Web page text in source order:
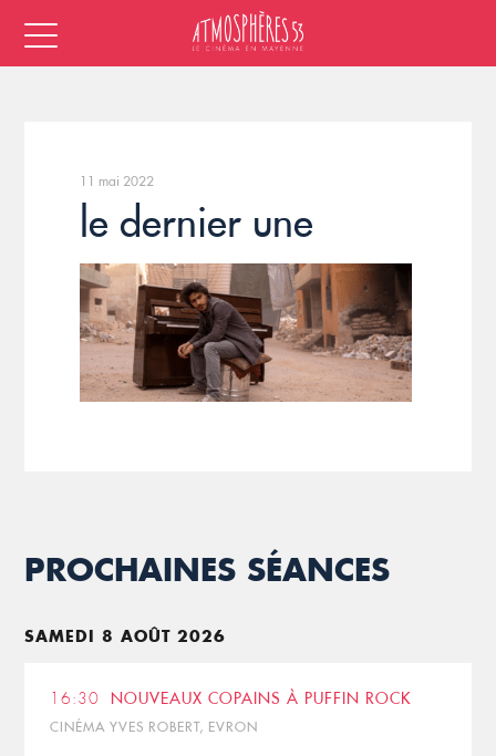
11 mai 2022
le dernier une
PROCHAINES SÉANCES
SAMEDI 8 AOÛT 2026
16:30 NOUVEAUX COPAINS À PUFFIN ROCK
CINÉMA YVES ROBERT, EVRON